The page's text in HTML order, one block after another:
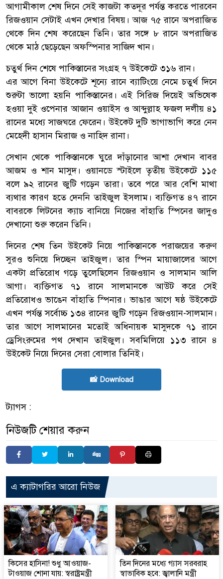
আগামীকাল শেষ দিনে সেই কাজটা কতদূর পর্যন্ত করতে পারবেন
রিজওয়ান সেটাই এখন দেখার বিষয়। আজ ৭৫ রানে অপরাজিত
থেকে দিন শেষ করেছেন তিনি। তার সঙ্গে ৮ রানে অপরাজিত
থেকে মাঠ ছেড়েছেন অফস্পিনার সাজিদ খান।
চতুর্থ দিন শেষে পাকিস্তানের সংগ্রহ ৭ উইকেটে ৩১৬ রান।
এর আগে বিনা উইকেটে শূন্যে রানে ব্যাটিংয়ে নেমে চতুর্থ দিনে
শুরুটা ভালো হয়নি পাকিস্তানের। এই সিরিজ দিয়েই অভিষেক
হওয়া দুই ওপেনার আজান ওয়াইস ও আব্দুল্লাহ ফজল দলীয় ৪১
রানের মধ্যে সাজঘরে ফেরেন। উইকেট দুটি ভাগাভাগি করে নেন
মেহেদী হাসান মিরাজ ও নাহিদ রানা।
সেখান থেকে পাকিস্তানকে ঘুরে দাঁড়ানোর আশা দেখান বাবর
আজম ও শান মাসুদ। ওয়ানডে স্টাইলে তৃতীয় উইকেটে ১১৫
বলে ৯২ রানের জুটি গড়েন তারা। তবে পরে আর বেশি মাথা
ব্যথার কারণ হতে দেননি তাইজুল ইসলাম। ব্যক্তিগত ৪৭ রানে
বাবরকে লিটনের ক্যাচ বানিয়ে নিজের বাঁহাতি স্পিনের জাদুও
দেখানো শুরু করেন তিনি।
দিনের শেষ তিন উইকেট নিয়ে পাকিস্তানকে পরাজয়ের করুণ
সুরও শুনিয়ে দিচ্ছেন তাইজুল। তার স্পিন মায়াজালের আগে
একটা প্রতিরোধ গড়ে তুলেছিলেন রিজওয়ান ও সালমান আলি
আগা। ব্যক্তিগত ৭১ রানে সালমানকে আউট করে সেই
প্রতিরোধও ভাঙেন বাঁহাতি স্পিনার। ভাঙার আগে ষষ্ঠ উইকেটে
এখন পর্যন্ত সর্বোচ্চ ১৩৪ রানের জুটি গড়েন রিজওয়ান-সালমান।
তার আগে সালমানের মতোই অধিনায়ক মাসুদকে ৭১ রানে
ড্রেসিংরুমের পথ দেখান তাইজুল। সবমিলিয়ে ১১৩ রানে ৪
উইকেট নিয়ে দিনের সেরা বোলার তিনিই।
📸 Download
ট্যাগস :
নিউজটি শেয়ার করুন
এ ক্যাটাগরির আরো নিউজ
কিসের হাসিনা! শুধু আওয়াজ-
টাওয়াজ শোনা যায়: স্বরাষ্ট্রমন্ত্রী
তিন দিনের মধ্যে গ্যাস সরবরাহ
স্বাভাবিক হবে: জ্বালানি মন্ত্রী